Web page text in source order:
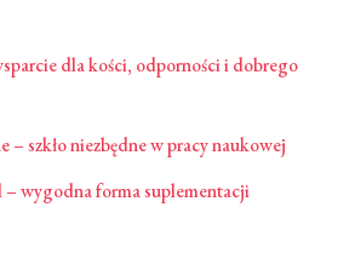
dla kości, odporności i dobrego
– szkło niezbędne w pracy naukowej
wygodna forma suplementacji